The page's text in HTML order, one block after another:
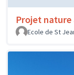
Projet nature
Ecole de St